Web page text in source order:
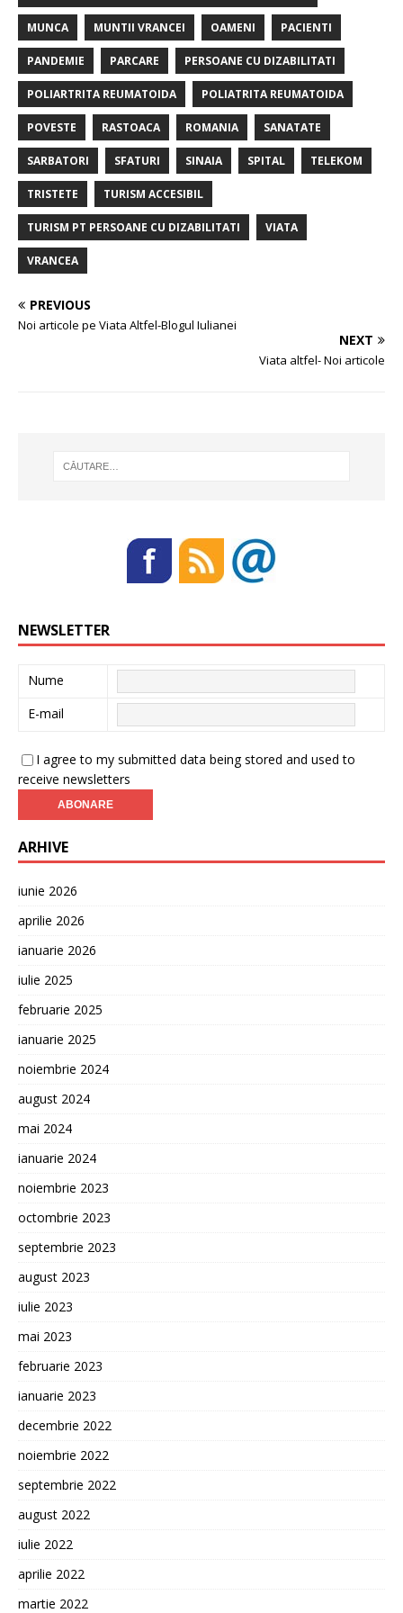
MUNCA MUNTII VRANCEI OAMENI PACIENTI
PANDEMIE PARCARE PERSOANE CU DIZABILITATI
POLIARTRITA REUMATOIDA POLIATRITA REUMATOIDA
POVESTE RASTOACA ROMANIA SANATATE
SARBATORI SFATURI SINAIA SPITAL TELEKOM
TRISTETE TURISM ACCESIBIL
TURISM PT PERSOANE CU DIZABILITATI VIATA
VRANCEA
PREVIOUS
Noi articole pe Viata Altfel-Blogul Iulianei
NEXT
Viata altfel- Noi articole
NEWSLETTER
Nume
E-mail
I agree to my submitted data being stored and used to
receive newsletters
ARHIVE
iunie 2026
aprilie 2026
ianuarie 2026
iulie 2025
februarie 2025
ianuarie 2025
noiembrie 2024
august 2024
mai 2024
ianuarie 2024
noiembrie 2023
octombrie 2023
septembrie 2023
august 2023
iulie 2023
mai 2023
februarie 2023
ianuarie 2023
decembrie 2022
noiembrie 2022
septembrie 2022
august 2022
iulie 2022
aprilie 2022
martie 2022